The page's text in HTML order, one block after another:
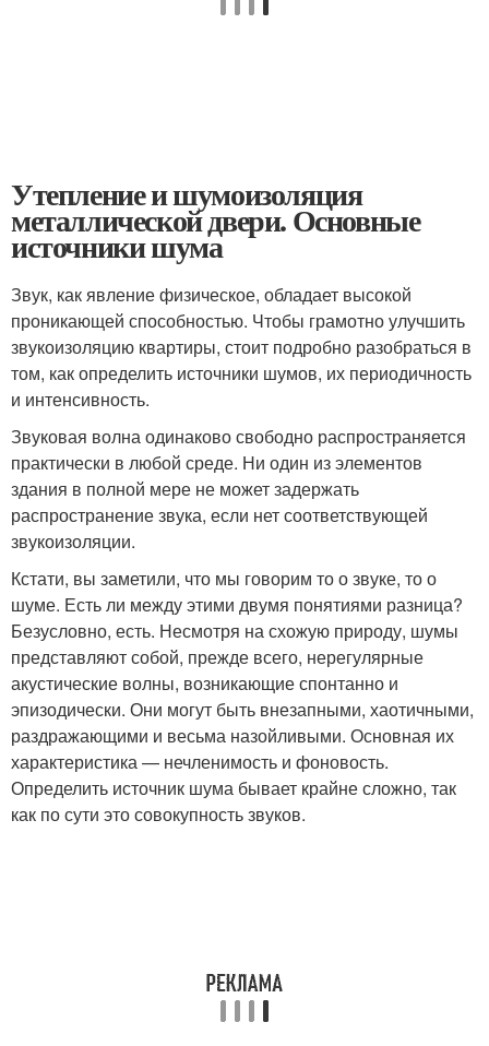
Утепление и шумоизоляция
металлической двери. Основные
источники шума
Звук, как явление физическое, обладает высокой
проникающей способностью. Чтобы грамотно улучшить
звукоизоляцию квартиры, стоит подробно разобраться в
том, как определить источники шумов, их периодичность
и интенсивность.
Звуковая волна одинаково свободно распространяется
практически в любой среде. Ни один из элементов
здания в полной мере не может задержать
распространение звука, если нет соответствующей
звукоизоляции.
Кстати, вы заметили, что мы говорим то о звуке, то о
шуме. Есть ли между этими двумя понятиями разница?
Безусловно, есть. Несмотря на схожую природу, шумы
представляют собой, прежде всего, нерегулярные
акустические волны, возникающие спонтанно и
эпизодически. Они могут быть внезапными, хаотичными,
раздражающими и весьма назойливыми. Основная их
характеристика — нечленимость и фоновость.
Определить источник шума бывает крайне сложно, так
как по сути это совокупность звуков.